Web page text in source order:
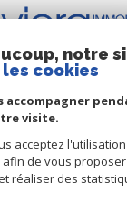
DE CAVALAIRE
du Port -
sur-Mer
notre
cookies
accompagner
visite.
acceptez
de vous
réaliser des